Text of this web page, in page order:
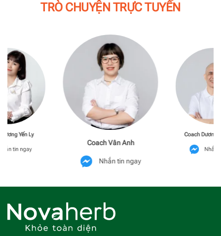
TRÒ CHUYỆN TRỰC TUYẾN
Coach Vân Anh
Nhắn tin ngay
Coach Dương
Nhắn
Yến Ly
tin ngay